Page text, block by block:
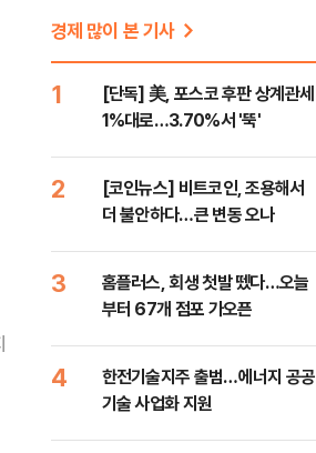
경제 많이 본 기사
1
[단독] 美, 포스코 후판 상계관세
1%대로…3.70%서 '뚝'
2
[코인뉴스] 비트코인, 조용해서
더 불안하다…큰 변동 오나
3
홈플러스, 회생 첫발 뗐다…오늘
부터 67개 점포 가오픈
4
한전기술지주 출범…에너지 공공
기술 사업화 지원